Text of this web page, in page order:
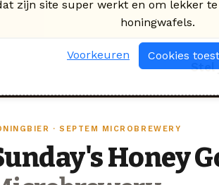
Stel
· SEPTEM MICROBREWERY
Honey
zijn site super werkt en om lekker
honingwafels.
Voorkeuren Cookies